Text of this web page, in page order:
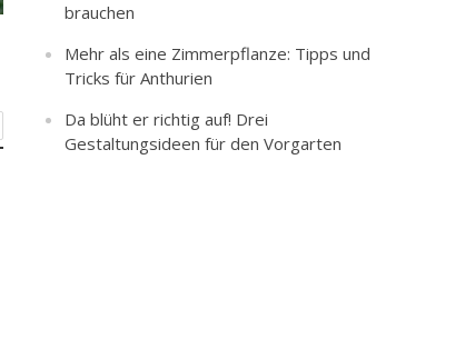
brauchen
Mehr als eine Zimmerpflanze: Tipps und
Tricks für Anthurien
Da blüht er richtig auf! Drei
Gestaltungsideen für den Vorgarten